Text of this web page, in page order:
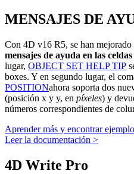
MENSAJES DE
Con 4D v16 R5, se han mejorado
mensajes de ayuda en las
lugar, OBJECT SET HELP TIP
boxes. Y en segundo lugar, el
POSITIONahora soporta dos
(posición x y y, en píxeles) y
números correspondientes de
Aprender más y encontrar
Leer la documentación >
4D Write Pro